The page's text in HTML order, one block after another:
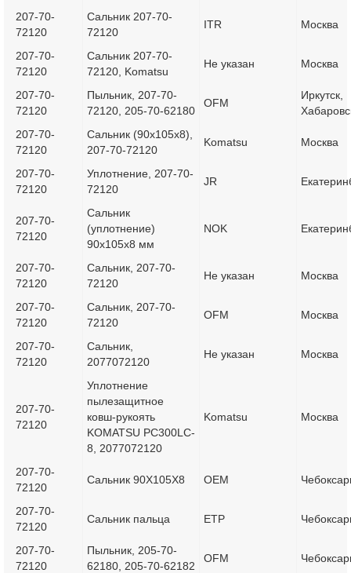
207-70-
72120
Сальник 207-70-
72120
ITR Москва
207-70-
72120
Сальник 207-70-
72120, Komatsu
Не указан Москва
207-70-
72120
Пыльник, 207-70-
72120, 205-70-62180
OFM
Иркутск,
207-70-
72120
Сальник (90х105х8),
207-70-72120
Komatsu Москва
207-70-
72120
Уплотнение, 207-70-
72120
JR
207-70-
72120
Сальник
(уплотнение)
90x105x8 мм
NOK
207-70-
72120
Сальник, 207-70-
72120
Не указан Москва
207-70-
72120
Сальник, 207-70-
72120
OFM Москва
207-70-
72120
Сальник,
2077072120
Не указан Москва
207-70-
72120
Уплотнение
пылезащитное
ковш-рукоять
KOMATSU PC300LC-
8, 2077072120
Komatsu Москва
207-70-
72120
Сальник 90X105X8 OEM
207-70-
72120
Сальник пальца ETP
207-70-
72120
Пыльник, 205-70-
62180, 205-70-62182
OFM